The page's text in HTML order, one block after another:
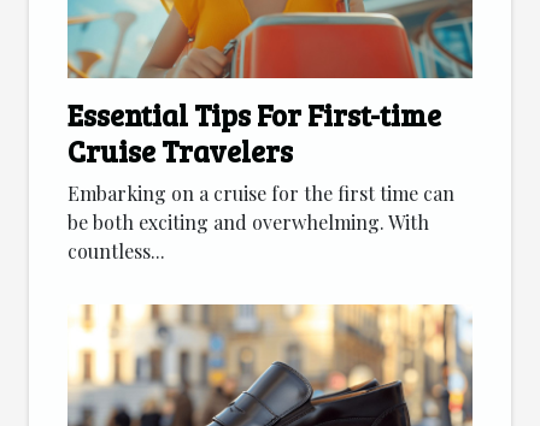
Essential Tips For First-time
Cruise Travelers
Embarking on a cruise for the first time can
be both exciting and overwhelming. With
countless...